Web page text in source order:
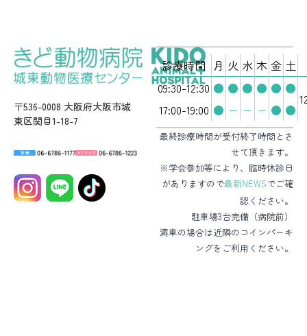
〒536-0008 大阪府大阪市城
東区関目1-18-7
診療時間 月 火 水 木 金 土
09:30-12:30 ● ● ● ● ● ●
17:00-19:00 ● − − − ● ●
最終診療時間が受付終了時間とさ
せて頂きます。
※学会参加等により、臨時休診日
がありますので最新NEWSでご確
認ください。
駐車場3台完備（病院前）
満車の場合は近隣のコインパーキ
ングをご利用ください。